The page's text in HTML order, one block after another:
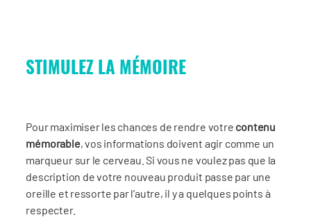
STIMULEZ LA MÉMOIRE
Pour maximiser les chances de rendre votre contenu
mémorable, vos informations doivent agir comme un
marqueur sur le cerveau. Si vous ne voulez pas que la
description de votre nouveau produit passe par une
oreille et ressorte par l’autre, il y a quelques points à
respecter.